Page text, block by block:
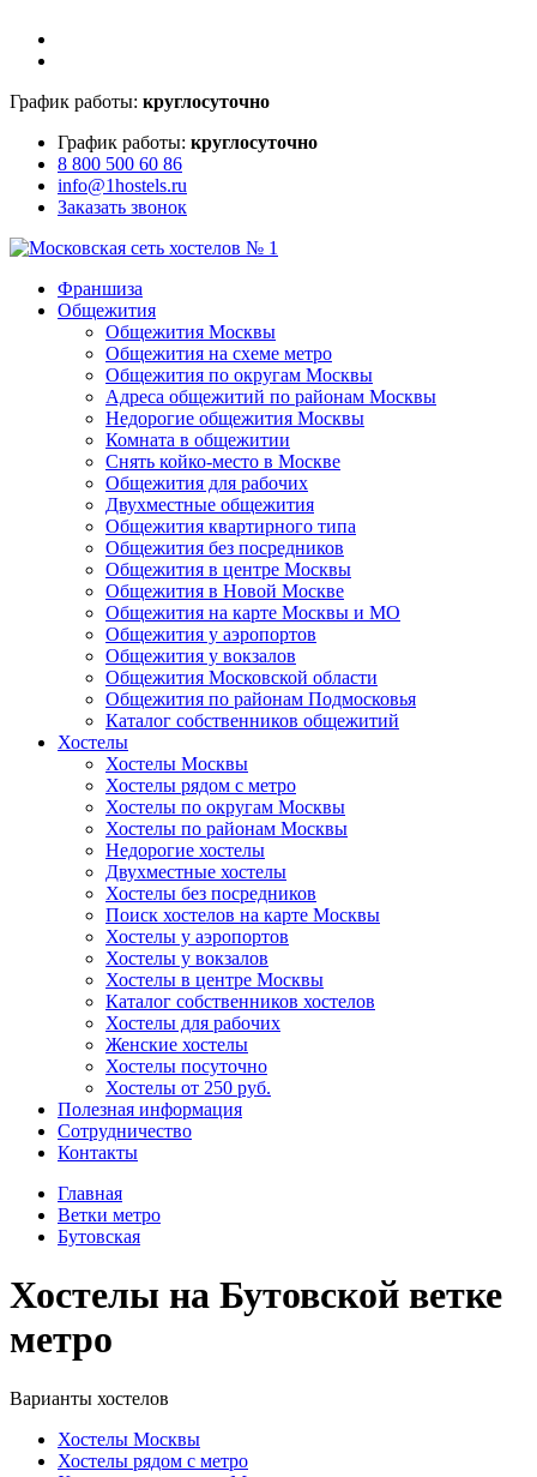
График работы: круглосуточно
График работы: круглосуточно
8 800 500 60 86
info@1hostels.ru
Заказать звонок
Франшиза
Общежития
Общежития Москвы
Общежития на схеме метро
Общежития по округам Москвы
Адреса общежитий по районам Москвы
Недорогие общежития Москвы
Комната в общежитии
Снять койко-место в Москве
Общежития для рабочих
Двухместные общежития
Общежития квартирного типа
Общежития без посредников
Общежития в центре Москвы
Общежития в Новой Москве
Общежития на карте Москвы и МО
Общежития у аэропортов
Общежития у вокзалов
Общежития Московской области
Общежития по районам Подмосковья
Каталог собственников общежитий
Хостелы
Хостелы Москвы
Хостелы рядом с метро
Хостелы по округам Москвы
Хостелы по районам Москвы
Недорогие хостелы
Двухместные хостелы
Хостелы без посредников
Поиск хостелов на карте Москвы
Хостелы у аэропортов
Хостелы у вокзалов
Хостелы в центре Москвы
Каталог собственников хостелов
Хостелы для рабочих
Женские хостелы
Хостелы посуточно
Хостелы от 250 руб.
Полезная информация
Сотрудничество
Контакты
Главная
Ветки метро
Бутовская
Хостелы на Бутовской ветке
метро
Варианты хостелов
Хостелы Москвы
Хостелы рядом с метро